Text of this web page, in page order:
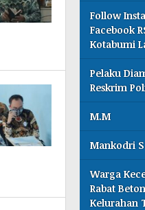
Follow
Facebook
Kotabumi
Pelaku
Reskrim
M.M
Mankodri S
Warga
Rabat
Kelurahan